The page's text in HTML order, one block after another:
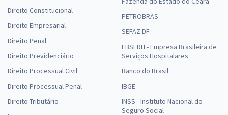
Direito Constitucional
Direito Empresarial
Direito Penal
Direito Previdenciário
Direito Processual Civil
Direito Processual Penal
Direito Tributário
PETROBRAS
SEFAZ DF
EBSERH - Empresa Brasileira de
Serviços Hospitalares
Banco do Brasil
IBGE
INSS - Instituto Nacional do
Seguro Social